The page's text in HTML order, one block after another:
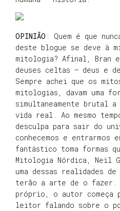
OPINIÃO : Quem é que
deste blogue se deve à
mitologia? Afinal, Bran
deuses celtas – deus e
Sempre achei que os
mitologias, davam uma
simultaneamente brutal a
vida real. Ao mesmo
desculpa para sair do
conhecemos e entrarmos
fantástico toma formas
Mitologia Nórdica, Neil
uma dessas realidades de
terão a arte de o fazer.
próprio, o autor
leitor falando sobre o